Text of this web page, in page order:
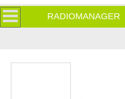
RADIOMANAGER